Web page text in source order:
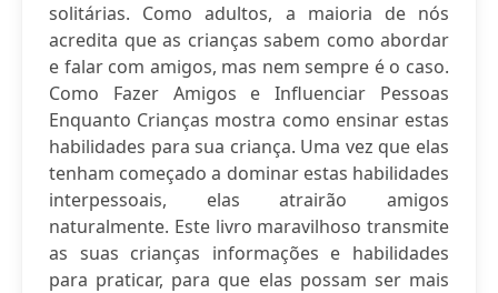
solitárias. Como adultos, a maioria de nós
acredita que as crianças sabem como abordar
e falar com amigos, mas nem sempre é o caso.
Como Fazer Amigos e Influenciar Pessoas
Enquanto Crianças mostra como ensinar estas
habilidades para sua criança. Uma vez que elas
tenham começado a dominar estas habilidades
interpessoais, elas atrairão amigos
naturalmente. Este livro maravilhoso transmite
as suas crianças informações e habilidades
para praticar, para que elas possam ser mais